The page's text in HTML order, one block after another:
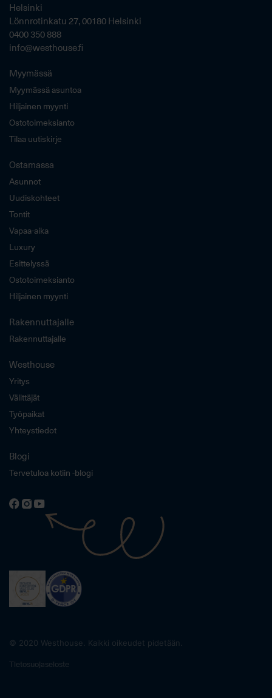
Helsinki
Lönnrotinkatu 27, 00180 Helsinki
0400 350 888
info@westhouse.fi
Myymässä
Myymässä asuntoa
Hiljainen myynti
Ostotoimeksianto
Tilaa uutiskirje
Ostamassa
Asunnot
Uudiskohteet
Tontit
Vapaa-aika
Luxury
Esittelyssä
Ostotoimeksianto
Hiljainen myynti
Rakennuttajalle
Rakennuttajalle
Westhouse
Yritys
Välittäjät
Työpaikat
Yhteystiedot
Blogi
Tervetuloa kotiin -blogi
© 2020 Westhouse. Kaikki oikeudet pidetään.
Tietosuojaseloste